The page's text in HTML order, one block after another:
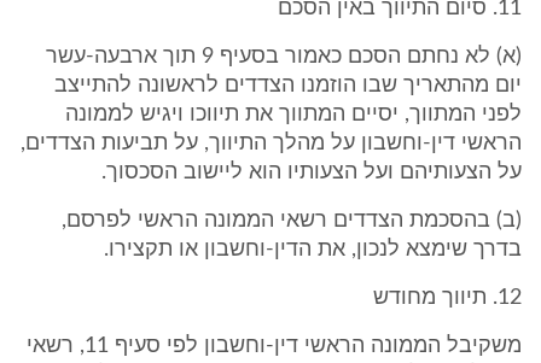
11. סיום התיווך באין הסכם
(א) לא נחתם הסכם כאמור בסעיף 9 תוך ארבעה-עשר
יום מהתאריך שבו הוזמנו הצדדים לראשונה להתייצב
לפני המתווך, יסיים המתווך את תיווכו ויגיש לממונה
הראשי דין-וחשבון על מהלך התיווך, על תביעות הצדדים,
על הצעותיהם ועל הצעותיו הוא ליישוב הסכסוך.
(ב) בהסכמת הצדדים רשאי הממונה הראשי לפרסם,
בדרך שימצא לנכון, את הדין-וחשבון או תקצירו.
12. תיווך מחודש
משקיבל הממונה הראשי דין-וחשבון לפי סעיף 11, רשאי